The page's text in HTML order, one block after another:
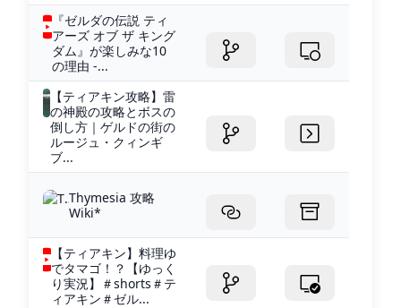
『ゼルダの伝説 ティ
アーズ オブ ザ キング
ダム』が楽しみな10
の理由 -...
【ティアキン攻略】雷
の神殿の攻略とボスの
倒し方｜ゲルドの街の
ルージュ・クィンギ
ブ...
Thymesia 攻略
Wiki*
【ティアキン】料理ゆ
でタマゴ！？【ゆっく
り実況】＃shorts＃テ
ィアキン＃ゼル...